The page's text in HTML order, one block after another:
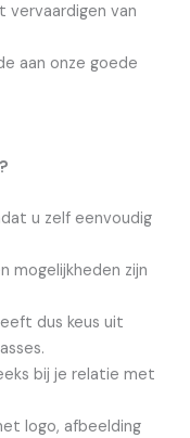
vervaardigen van
aan onze goede
u zelf eenvoudig
mogelijkheden zijn
dus keus uit
bij je relatie met
logo, afbeelding